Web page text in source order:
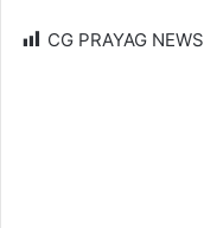
CG PRAYAG NEWS